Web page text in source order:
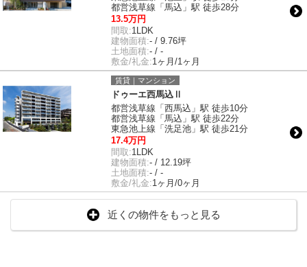
都営浅草線「馬込」駅 徒歩28分
13.5万円
間取:1LDK
建物面積:- / 9.76坪
土地面積:- / -
敷金/礼金:1ヶ月/1ヶ月
賃貸｜マンション
ドゥーエ西馬込Ⅱ
都営浅草線「西馬込」駅 徒歩10分
都営浅草線「馬込」駅 徒歩22分
東急池上線「洗足池」駅 徒歩21分
17.4万円
間取:1LDK
建物面積:- / 12.19坪
土地面積:- / -
敷金/礼金:1ヶ月/0ヶ月
近くの物件をもっと見る